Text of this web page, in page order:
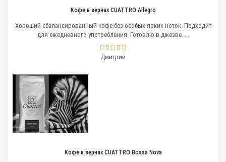
Кофе в зернах CUATTRO Allegro
Хороший сбалансированный кофе без особых ярких ноток. Подходит
для ежедневного употребления. Готовлю в джезве. ...
Дмитрий
Кофе в зернах CUATTRO Bossa Nova